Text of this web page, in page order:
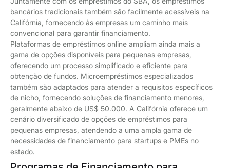
bancários tradicionais também são facilmente acessíveis na
Califórnia, fornecendo às empresas um caminho mais
convencional para garantir financiamento.
Plataformas de empréstimos online ampliam ainda mais a
gama de opções disponíveis para pequenas empresas,
oferecendo um processo simplificado e eficiente para
obtenção de fundos. Microempréstimos especializados
também são adaptados para atender a requisitos específicos
de nicho, fornecendo soluções de financiamento menores,
geralmente abaixo de US$ 50.000. A Califórnia oferece um
cenário diversificado de opções de empréstimos para
pequenas empresas, atendendo a uma ampla gama de
necessidades de financiamento para startups e PMEs no
estado.